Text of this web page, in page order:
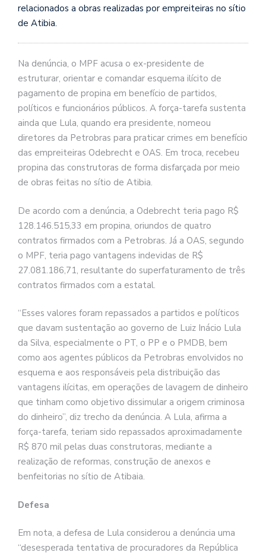
relacionados a obras realizadas por empreiteiras no sítio
de Atibia.
Na denúncia, o MPF acusa o ex-presidente de
estruturar, orientar e comandar esquema ilícito de
pagamento de propina em benefício de partidos,
políticos e funcionários públicos. A força-tarefa sustenta
ainda que Lula, quando era presidente, nomeou
diretores da Petrobras para praticar crimes em benefício
das empreiteiras Odebrecht e OAS. Em troca, recebeu
propina das construtoras de forma disfarçada por meio
de obras feitas no sítio de Atibia.
De acordo com a denúncia, a Odebrecht teria pago R$
128.146.515,33 em propina, oriundos de quatro
contratos firmados com a Petrobras. Já a OAS, segundo
o MPF, teria pago vantagens indevidas de R$
27.081.186,71, resultante do superfaturamento de três
contratos firmados com a estatal.
“Esses valores foram repassados a partidos e políticos
que davam sustentação ao governo de Luiz Inácio Lula
da Silva, especialmente o PT, o PP e o PMDB, bem
como aos agentes públicos da Petrobras envolvidos no
esquema e aos responsáveis pela distribuição das
vantagens ilícitas, em operações de lavagem de dinheiro
que tinham como objetivo dissimular a origem criminosa
do dinheiro”, diz trecho da denúncia. A Lula, afirma a
força-tarefa, teriam sido repassados aproximadamente
R$ 870 mil pelas duas construtoras, mediante a
realização de reformas, construção de anexos e
benfeitorias no sítio de Atibaia.
Defesa
Em nota, a defesa de Lula considerou a denúncia uma
“desesperada tentativa de procuradores da República